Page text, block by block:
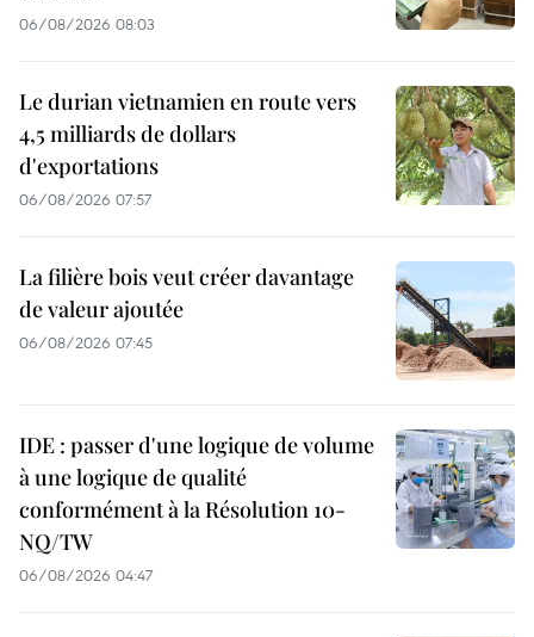
06/08/2026 08:03
Le durian vietnamien en route vers
4,5 milliards de dollars
d'exportations
06/08/2026 07:57
La filière bois veut créer davantage
de valeur ajoutée
06/08/2026 07:45
IDE : passer d'une logique de volume
à une logique de qualité
conformément à la Résolution 10-
NQ/TW
06/08/2026 04:47